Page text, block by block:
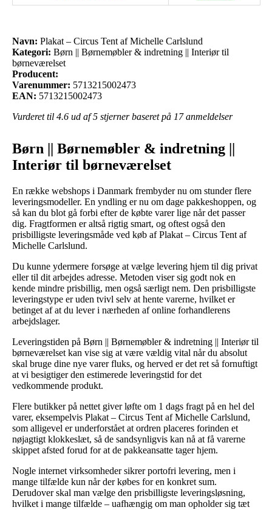
Navn: Plakat – Circus Tent af Michelle Carlslund
Kategori: Børn || Børnemøbler & indretning || Interiør til
børneværelset
Producent:
Varenummer: 5713215002473
EAN: 5713215002473
Vurderet til 4.6 ud af 5 stjerner baseret på 17anmeldelser
Børn || Børnemøbler & indretning ||
Interiør til børneværelset
En række webshops i Danmark frembyder nu om stunder flere
leveringsmodeller. En yndling er nu om dage pakkeshoppen, og
så kan du blot gå forbi efter de købte varer lige når det passer
dig. Fragtformen er altså rigtig smart, og oftest også den
prisbilligste leveringsmåde ved køb af Plakat – Circus Tent af
Michelle Carlslund.
Du kunne ydermere forsøge at vælge levering hjem til dig privat
eller til dit arbejdes adresse. Metoden viser sig godt nok en
kende mindre prisbillig, men også særligt nem. Den prisbilligste
leveringstype er uden tvivl selv at hente varerne, hvilket er
betinget af at du lever i nærheden af online forhandlerens
arbejdslager.
Leveringstiden på Børn || Børnemøbler & indretning || Interiør til
børneværelset kan vise sig at være vældig vital når du absolut
skal bruge dine nye varer fluks, og herved er det ret så fornuftigt
at vi besigtiger den estimerede leveringstid for det
vedkommende produkt.
Flere butikker på nettet giver løfte om 1 dags fragt på en hel del
varer, eksempelvis Plakat – Circus Tent af Michelle Carlslund,
som alligevel er underforstået at ordren placeres forinden et
nøjagtigt klokkeslæt, så de sandsynligvis kan nå at få varerne
skippet afsted forud for at de pakkeansatte tager hjem.
Nogle internet virksomheder sikrer portofri levering, men i
mange tilfælde kun når der købes for en konkret sum.
Derudover skal man vælge den prisbilligste leveringsløsning,
hvilket i mange tilfælde – uafhængig om man opholder sig tæt